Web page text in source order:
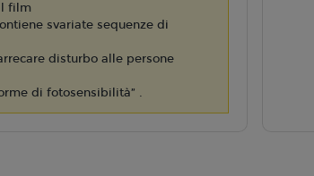
film
svariate sequenze di
disturbo alle persone
di fotosensibilità” .